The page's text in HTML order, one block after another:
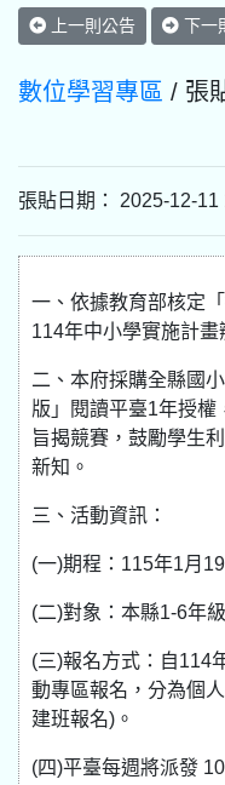
上一則公告 下一
數位學習專區 / 張
張貼日期： 2025-12-
一、依據教育部核定
114年中小學實施計畫
二、本府採購全縣國
版」閱讀平臺1年授權
旨揭競賽，鼓勵學生
新知。
三、活動資訊：
(一)期程：115年1月
(二)對象：本縣1-6年
(三)報名方式：自114
動專區報名，分為個
建班報名)。
(四)平臺每週將派發